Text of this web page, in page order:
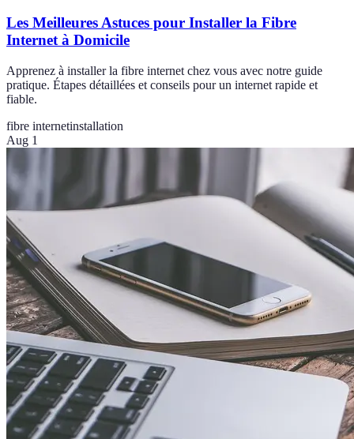
Les Meilleures Astuces pour Installer la Fibre
Internet à Domicile
Apprenez à installer la fibre internet chez vous avec notre guide
pratique. Étapes détaillées et conseils pour un internet rapide et
fiable.
fibre internetinstallation
Aug 1